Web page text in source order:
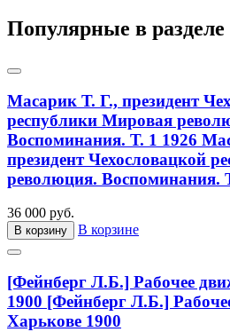
Популярные в разделе
Масарик Т. Г., президент
республики Мировая
Воспоминания. Т. 1 1926
президент Чехословацкой
революция. Воспоминания.
36 000 руб.
В корзину В корзине
[Фейнберг Л.Б.] Рабочее
1900 [Фейнберг Л.Б.]
Харькове 1900